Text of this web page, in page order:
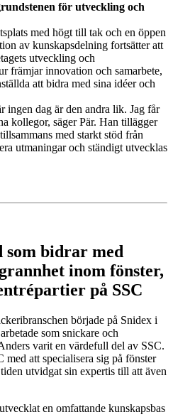
för utveckling och
med högt till tak och en öppen
av kunskapsdelning fortsätter att
utveckling och
främjar innovation och samarbete,
att bidra med sina idéer och
ingen dag är den andra lik. Jag får
kollegor, säger Pär. Han tillägger
med starkt stöd från
utmaningar och ständigt utvecklas
som bidrar med
inom fönster,
på SSC
började på Snidex i
som snickare och
varit en värdefull del av SSC.
att specialisera sig på fönster
utvidgat sin expertis till att även
en omfattande kunskapsbas